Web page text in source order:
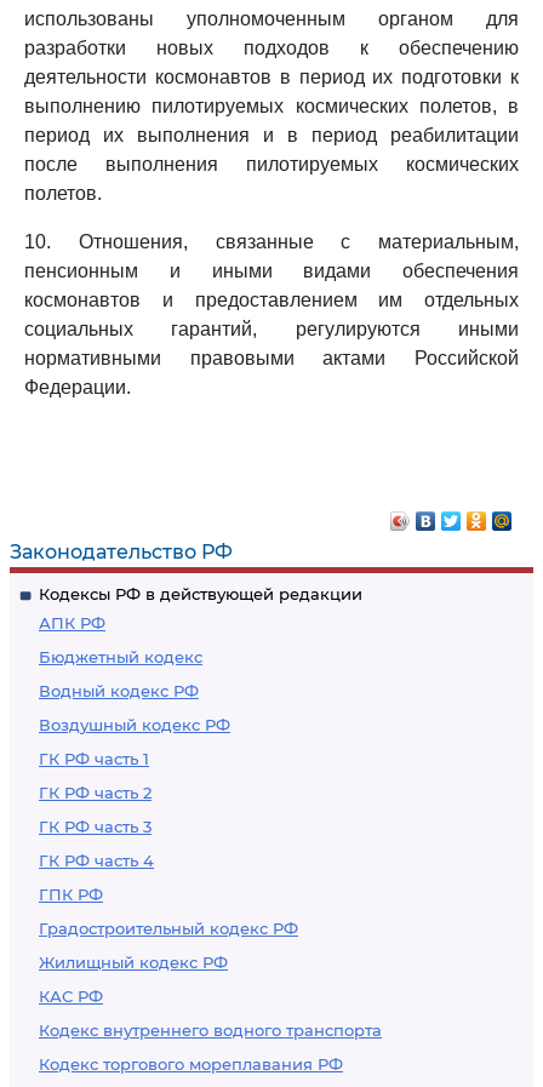
Законодательство РФ
Кодексы РФ в действующей редакции
АПК РФ
Бюджетный кодекс
Водный кодекс РФ
Воздушный кодекс РФ
ГК РФ часть 1
ГК РФ часть 2
ГК РФ часть 3
ГК РФ часть 4
ГПК РФ
Градостроительный кодекс РФ
Жилищный кодекс РФ
КАС РФ
Кодекс внутреннего водного транспорта
Кодекс торгового мореплавания РФ
использованы уполномоченным органом для
разработки новых подходов к обеспечению
деятельности космонавтов в период их подготовки к
выполнению пилотируемых космических полетов, в
период их выполнения и в период реабилитации
после выполнения пилотируемых космических
полетов.
10. Отношения, связанные с материальным,
пенсионным и иными видами обеспечения
космонавтов и предоставлением им отдельных
социальных гарантий, регулируются иными
нормативными правовыми актами Российской
Федерации.